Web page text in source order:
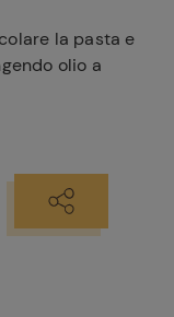
la pasta e
olio a